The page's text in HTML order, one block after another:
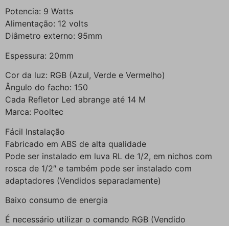
Potencia: 9 Watts
Alimentação: 12 volts
Diâmetro externo: 95mm
Espessura: 20mm
Cor da luz: RGB (Azul, Verde e Vermelho)
Ângulo do facho: 150
Cada Refletor Led abrange até 14 M
Marca: Pooltec
Fácil Instalação
Fabricado em ABS de alta qualidade
Pode ser instalado em luva RL de 1/2, em nichos com
rosca de 1/2″ e também pode ser instalado com
adaptadores (Vendidos separadamente)
Baixo consumo de energia
É necessário utilizar o comando RGB (Vendido